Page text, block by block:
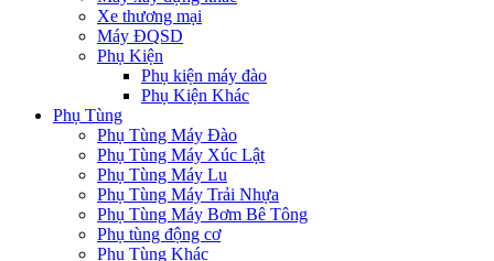
Xe thương mại
Máy ĐQSD
Phụ Kiện
Phụ kiện máy đào
Phụ Kiện Khác
Phụ Tùng
Phụ Tùng Máy Đào
Phụ Tùng Máy Xúc Lật
Phụ Tùng Máy Lu
Phụ Tùng Máy Trải Nhựa
Phụ Tùng Máy Bơm Bê Tông
Phụ tùng động cơ
Phụ Tùng Khác